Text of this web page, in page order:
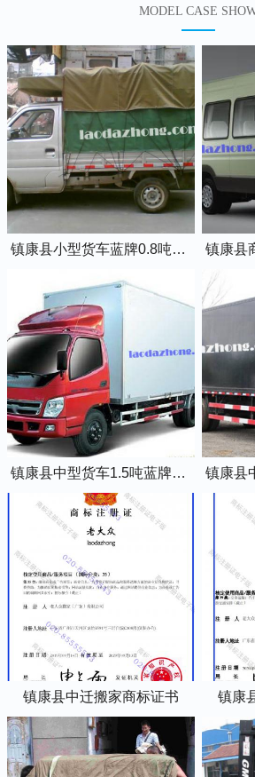
MODEL CASE
镇康县小型货车蓝牌0.8吨小卡车
镇康县中型货车1.5吨蓝牌4米2厢式货车
镇康县中迁搬家商标证书 镇康